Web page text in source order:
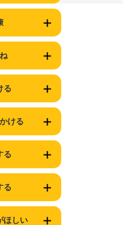
る
ける
る
る
ほしい